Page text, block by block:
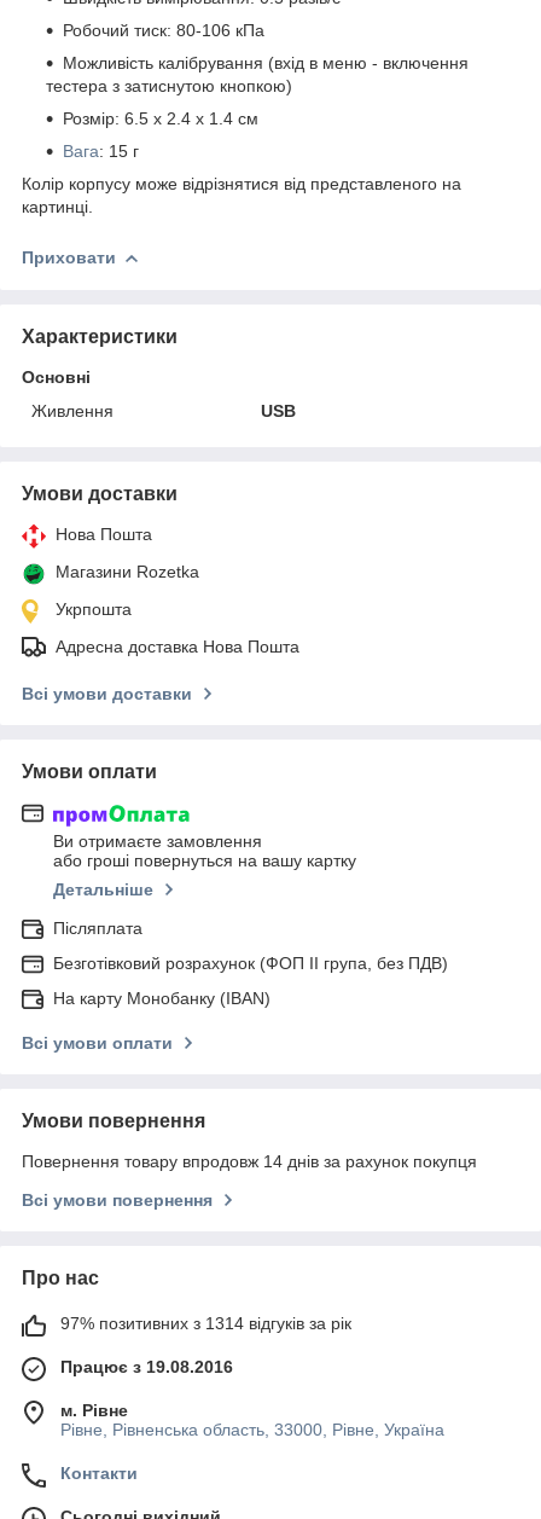
Робочий тиск: 80-106 кПа
Можливість калібрування (вхід в меню - включення
тестера з затиснутою кнопкою)
Розмір: 6.5 х 2.4 х 1.4 см
Вага: 15 г
Колір корпусу може відрізнятися від представленого на
картинці.
Приховати
Характеристики
Основні
Живлення
USB
Умови доставки
Нова Пошта
Магазини Rozetka
Укрпошта
Адресна доставка Нова Пошта
Всі умови доставки
Умови оплати
Ви отримаєте замовлення
або гроші повернуться на вашу картку
Детальніше
Післяплата
Безготівковий розрахунок (ФОП ІІ група, без ПДВ)
На карту Монобанку (IBAN)
Всі умови оплати
Умови повернення
Повернення товару впродовж 14 днів за рахунок покупця
Всі умови повернення
Про нас
97% позитивних з 1314 відгуків за рік
Працює з 19.08.2016
м. Рівне
Рівне, Рівненська область, 33000, Рівне, Україна
Контакти